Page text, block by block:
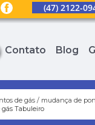
(47) 2122-
Contato Blog
de gás
mudança de
Tabuleiro